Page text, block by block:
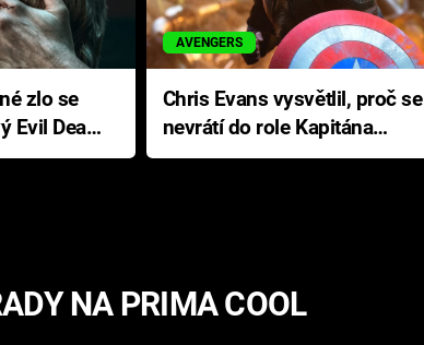
Evil Dead
AVENGERS
Chris Evans vysvětlil, proč se
nevrátí do role Kapitána
Ameriky
NA PRIMA COOL